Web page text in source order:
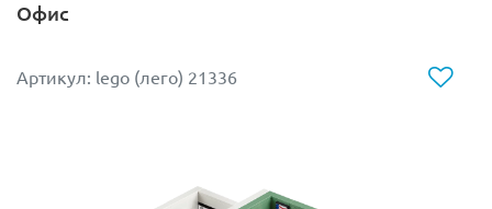
масштабирован и отлично детализирован. Абсолютно
все континенты и водоемы соответствуют своим
Также в комплекте предусмотрен указатель со
Офис
Артикул: lego (лего) 21336